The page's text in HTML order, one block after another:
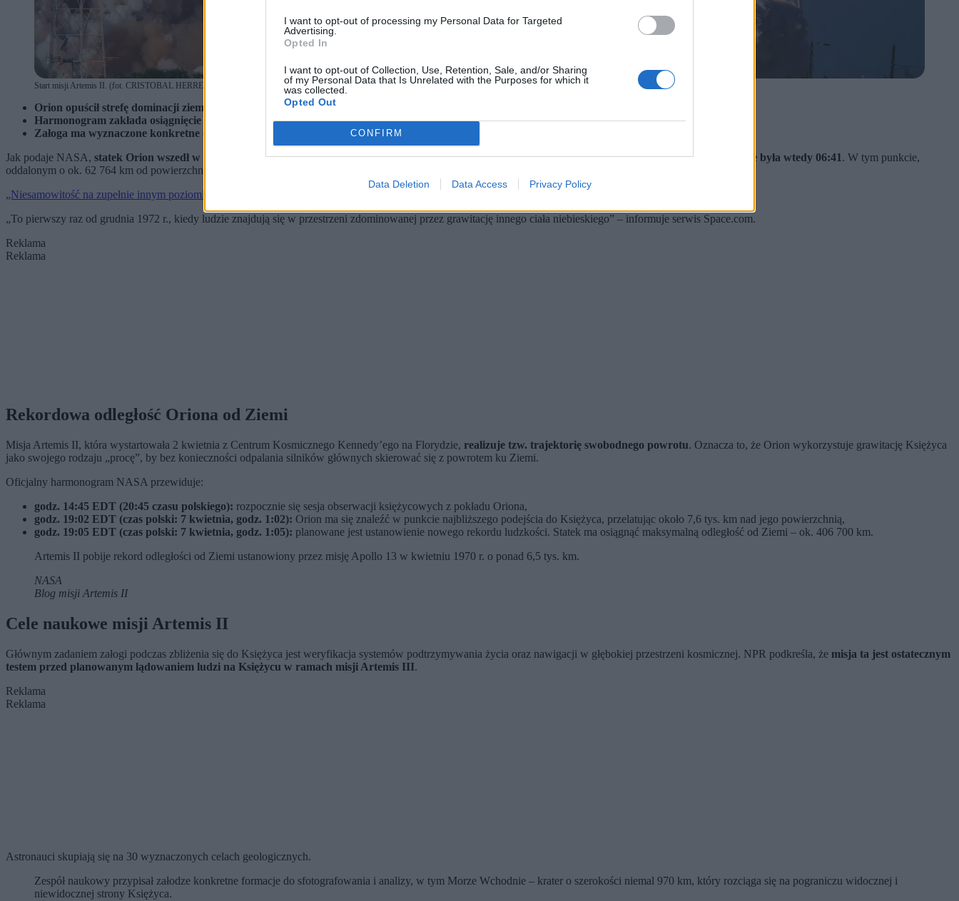
I want to opt-out of processing my Personal Data for Targeted
Advertising.
Opted In
I want to opt-out of Collection, Use, Retention, Sale, and/or Sharing
of my Personal Data that Is Unrelated with the Purposes for which it
was collected.
Opted Out
CONFIRM
Data Deletion Data Access Privacy Policy
Start misji Artemis II. (fot. CRISTOBAL HERRERA-ULASHKEVICH / PAP / EPA)
Orion opuścił strefę dominacji ziemskiego przyciągania i wszedł w zasięg oddziaływania Księżyca.
Harmonogram zakłada osiągnięcie przez statek największej odległości od Ziemi w historii załogowych lotów.
Załoga ma wyznaczone konkretne cele na czas zbliżenia się do Księżyca.
Jak podaje NASA, statek Orion wszedł w strefę oddziaływania księżycowej grawitacji o godz. 00:41 czasu EDT (letni czas wschodnioamerykański). W Polsce była wtedy 06:41 . W tym punkcie,
oddalonym o ok. 62 764 km od powierzchni Księżyca, przyciąganie naturalnego satelity stało się silniejsze niż grawitacja Ziemi.
„Niesamowitość na zupełnie innym poziomie”. Misja Artemis II coraz bliżej Księżyca
„To pierwszy raz od grudnia 1972 r., kiedy ludzie znajdują się w przestrzeni zdominowanej przez grawitację innego ciała niebieskiego” – informuje serwis Space.com.
Reklama
Reklama
Rekordowa odległość Oriona od Ziemi
Misja Artemis II, która wystartowała 2 kwietnia z Centrum Kosmicznego Kennedy’ego na Florydzie, realizuje tzw. trajektorię swobodnego powrotu. Oznacza to, że Orion wykorzystuje grawitację Księżyca
jako swojego rodzaju „procę”, by bez konieczności odpalania silników głównych skierować się z powrotem ku Ziemi.
Oficjalny harmonogram NASA przewiduje:
godz. 14:45 EDT (20:45 czasu polskiego): rozpocznie się sesja obserwacji księżycowych z pokładu Oriona,
godz. 19:02 EDT (czas polski: 7 kwietnia, godz. 1:02): Orion ma się znaleźć w punkcie najbliższego podejścia do Księżyca, przelatując około 7,6 tys. km nad jego powierzchnią,
godz. 19:05 EDT (czas polski: 7 kwietnia, godz. 1:05): planowane jest ustanowienie nowego rekordu ludzkości. Statek ma osiągnąć maksymalną odległość od Ziemi – ok. 406 700 km.
Artemis II pobije rekord odległości od Ziemi ustanowiony przez misję Apollo 13 w kwietniu 1970 r. o ponad 6,5 tys. km.
NASA
Blog misji Artemis II
Cele naukowe misji Artemis II
Głównym zadaniem załogi podczas zbliżenia się do Księżyca jest weryfikacja systemów podtrzymywania życia oraz nawigacji w głębokiej przestrzeni kosmicznej. NPR podkreśla, że misja ta jest ostatecznym
testem przed planowanym lądowaniem ludzi na Księżycu w ramach misji Artemis III.
Reklama
Reklama
Astronauci skupiają się na 30 wyznaczonych celach geologicznych.
Zespół naukowy przypisał załodze konkretne formacje do sfotografowania i analizy, w tym Morze Wchodnie – krater o szerokości niemal 970 km, który rozciąga się na pograniczu widocznej i
niewidocznej strony Księżyca.